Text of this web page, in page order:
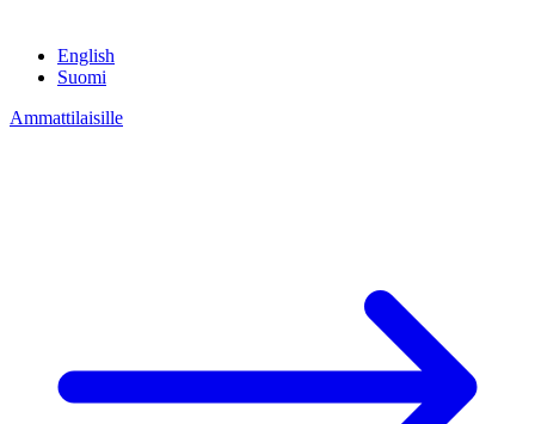
English
Suomi
Ammattilaisille